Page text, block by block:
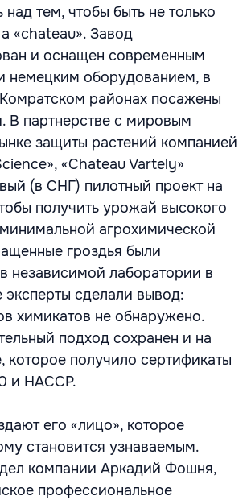
над тем, чтобы быть не только
«chateau». Завод
и оснащен современным
немецким оборудованием, в
районах посажены
В партнерстве с мировым
защиты растений компанией
«Chateau Vartely»
(в СНГ) пилотный проект на
получить урожай высокого
агрохимической
гроздья были
независимой лаборатории в
эксперты сделали вывод:
химикатов не обнаружено.
подход сохранен и на
которое получило сертификаты
и HACCP.
его «лицо», которое
становится узнаваемым.
компании Аркадий Фошня,
профессиональное